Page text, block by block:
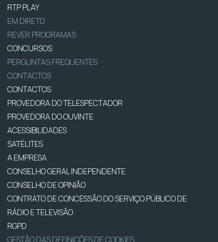
RTP PLAY
EM DIRETO
REVER PROGRAMAS
CONCURSOS
PERGUNTAS FREQUENTES
CONTACTOS
CONTACTOS
PROVEDORA DO TELESPECTADOR
PROVEDORA DO OUVINTE
ACESSIBILIDADES
SATÉLITES
A EMPRESA
CONSELHO GERAL INDEPENDENTE
CONSELHO DE OPINIÃO
CONTRATO DE CONCESSÃO DO SERVIÇO PÚBLICO DE
RÁDIO E TELEVISÃO
RGPD
GESTÃO DAS DEFINIÇÕES DE COOKIES